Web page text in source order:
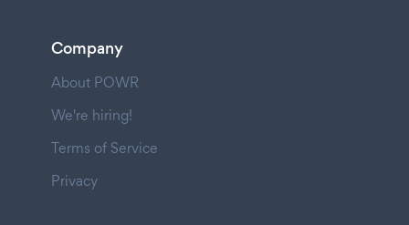
Company
About POWR
We're hiring!
Terms of Service
Privacy